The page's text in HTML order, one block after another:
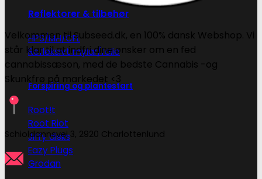
Reflektorer & tilbehør
HPS/MH/CFL
Refleksivt mylar/folie
Forspiring og plantestart
Root!t
Root Riot
Jiffy disks
Eazy Plugs
Grodan
Velkommen til Subseed.dk, en 100% dansk Webshop. Vi
står klar til at indfri dine ønsker om en fed
cannabissæson, med de bedste Cannabis -og
Skunkfrø på markedet <3
Schioldannsvej 3, 2920 Charlottenlund